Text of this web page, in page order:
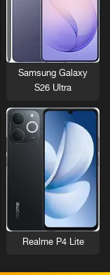
Samsung Galaxy
S26 Ultra
Realme P4 Lite